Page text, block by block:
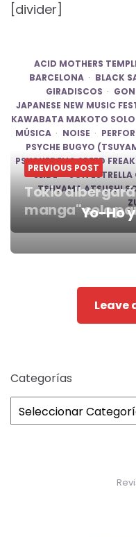
[divider]
ACID MOTHERS
BARCELONA
BLACK
GIRADISCOS
JAPANESE NEW MUSIC
KAWABATA MAKOTO SOLO
MÚSICA
NOISE
PSYCHE BUGYO
PSYCHEDELIC SPEED
SLIDE
SON
TSUYAMA ATSUSHI
Post
navigation
PREVIOUS POST
Tokio
manga" solo
Yo-Ho
Leave
Categorías